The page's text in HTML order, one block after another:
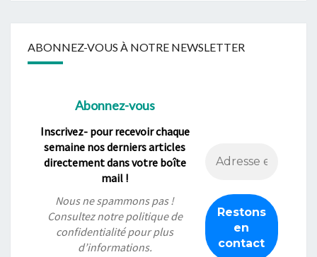
ABONNEZ-VOUS À NOTRE NEWSLETTER
Abonnez-vous
Inscrivez- pour recevoir chaque
semaine nos derniers articles
directement dans votre boîte
mail !
Nous ne spammons pas !
Consultez notrepolitique de
confidentialitépour plus
d’informations.